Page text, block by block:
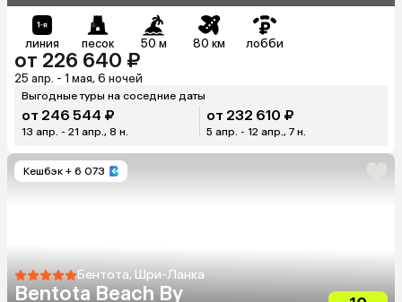
линия песок 50 м 80 км лобби
от 226 640 ₽
25 апр. - 1 мая, 6 ночей
Выгодные туры на соседние даты
от 246 544 ₽
13 апр. - 21 апр., 8 н.
от 232 610 ₽
5 апр. - 12 апр., 7 н.
Кешбэк + 6 073
Бентота, Шри-Ланка
Bentota Beach By